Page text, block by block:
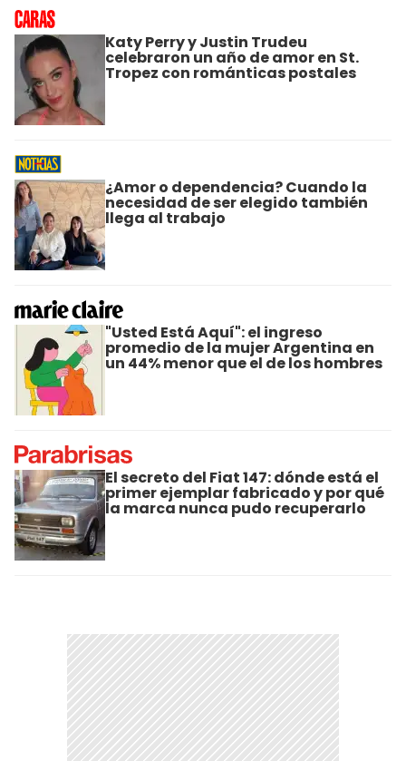
Katy Perry y Justin Trudeu
celebraron un año de amor en St.
Tropez con románticas postales
¿Amor o dependencia? Cuando la
necesidad de ser elegido también
llega al trabajo
"Usted Está Aquí": el ingreso
promedio de la mujer Argentina en
un 44% menor que el de los hombres
El secreto del Fiat 147: dónde está el
primer ejemplar fabricado y por qué
la marca nunca pudo recuperarlo